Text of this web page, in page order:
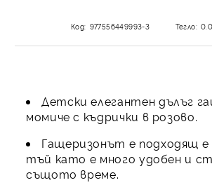
Код: 977556449993-3 Тегло:
Детски елегантен дълъг
момиче с къдрички в розово.
Гащеризонът е подходящ е
тъй като е много удобен и
същото време.